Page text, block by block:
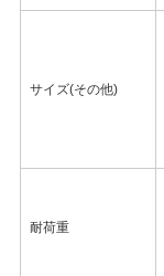
サイズ(その他)
耐荷重